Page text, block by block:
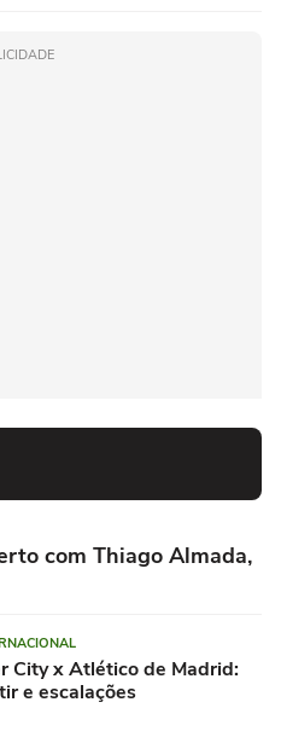
com Thiago Almada,
City x Atlético de Madrid:
e escalações